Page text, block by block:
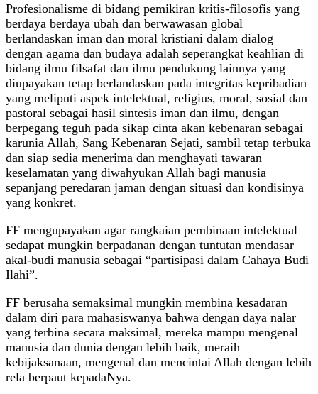
Profesionalisme di bidang pemikiran kritis-filosofis yang
berdaya berdaya ubah dan berwawasan global
berlandaskan iman dan moral kristiani dalam dialog
dengan agama dan budaya adalah seperangkat keahlian di
bidang ilmu filsafat dan ilmu pendukung lainnya yang
diupayakan tetap berlandaskan pada integritas kepribadian
yang meliputi aspek intelektual, religius, moral, sosial dan
pastoral sebagai hasil sintesis iman dan ilmu, dengan
berpegang teguh pada sikap cinta akan kebenaran sebagai
karunia Allah, Sang Kebenaran Sejati, sambil tetap terbuka
dan siap sedia menerima dan menghayati tawaran
keselamatan yang diwahyukan Allah bagi manusia
sepanjang peredaran jaman dengan situasi dan kondisinya
yang konkret.
FF mengupayakan agar rangkaian pembinaan intelektual
sedapat mungkin berpadanan dengan tuntutan mendasar
akal-budi manusia sebagai “partisipasi dalam Cahaya Budi
Ilahi”.
FF berusaha semaksimal mungkin membina kesadaran
dalam diri para mahasiswanya bahwa dengan daya nalar
yang terbina secara maksimal, mereka mampu mengenal
manusia dan dunia dengan lebih baik, meraih
kebijaksanaan, mengenal dan mencintai Allah dengan lebih
rela berpaut kepadaNya.